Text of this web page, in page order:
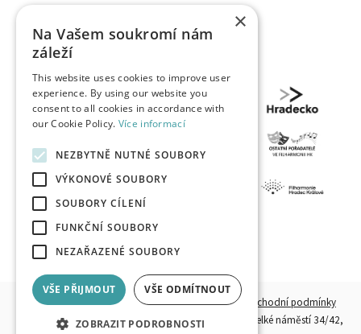
© 2026, HKPOINT.CZ - Všechna práva vyhrazena.
Obchodní podmínky
Provozovatel:Destinační společnost Hradecko, z. s.,
Velké náměstí 34/42,
×
Na Vašem soukromí nám
záleží
This website uses cookies to improve user
experience. By using our website you
consent to all cookies in accordance with
our Cookie Policy. Více informací
NEZBYTNĚ NUTNÉ SOUBORY
VÝKONOVÉ SOUBORY
SOUBORY CÍLENÍ
FUNKČNÍ SOUBORY
NEZAŘAZENÉ SOUBORY
VŠE PŘIJMOUT VŠE ODMÍTNOUT
ZOBRAZIT PODROBNOSTI